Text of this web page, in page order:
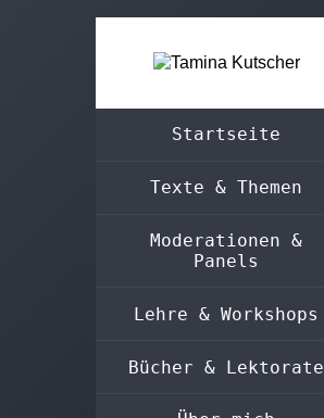
Startseite
Texte & Themen
Moderationen &
Panels
Lehre & Workshops
Bücher & Lektorate